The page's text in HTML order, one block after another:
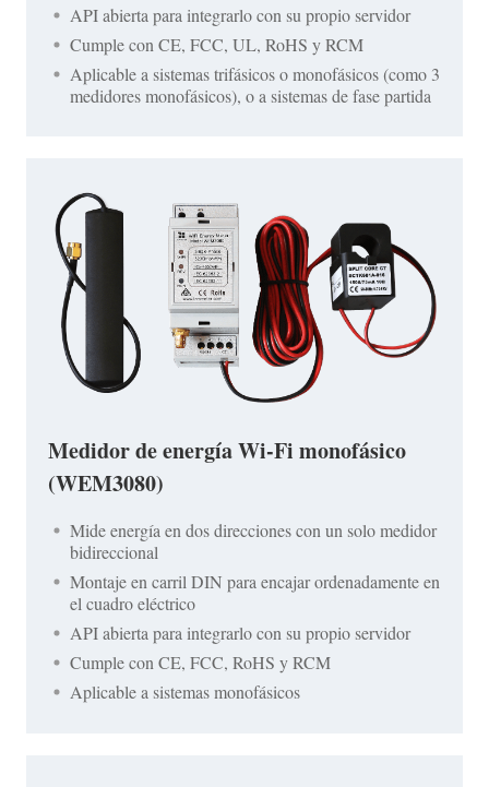
API abierta para integrarlo con su propio servidor
Cumple con CE, FCC, UL, RoHS y RCM
Aplicable a sistemas trifásicos o monofásicos (como 3
medidores monofásicos), o a sistemas de fase partida
Medidor de energía Wi-Fi monofásico
(WEM3080)
Mide energía en dos direcciones con un solo medidor
bidireccional
Montaje en carril DIN para encajar ordenadamente en
el cuadro eléctrico
API abierta para integrarlo con su propio servidor
Cumple con CE, FCC, RoHS y RCM
Aplicable a sistemas monofásicos